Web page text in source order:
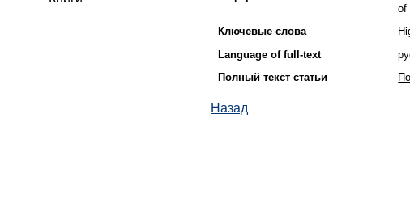
of
Ключевые слова
Language of full-text
Полный текст статьи
Назад